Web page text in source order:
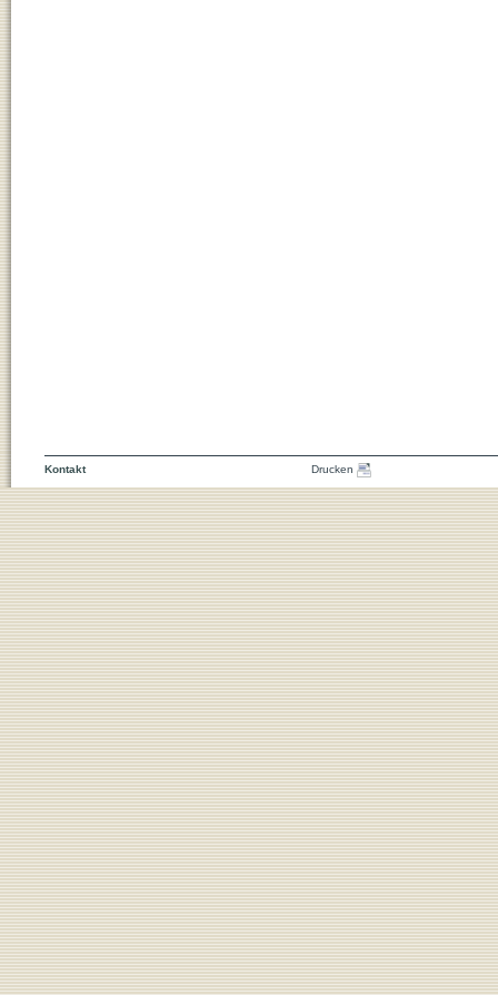
Kontakt Drucken